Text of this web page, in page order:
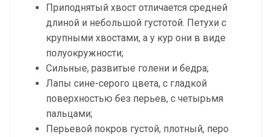
Приподнятый хвост отличается средней
длиной и небольшой густотой. Петухи с
крупными хвостами, а у кур они в виде
полуокружности;
Сильные, развитые голени и бедра;
Лапы сине-серого цвета, с гладкой
поверхностью без перьев, с четырьмя
пальцами;
Перьевой покров густой, плотный, перо